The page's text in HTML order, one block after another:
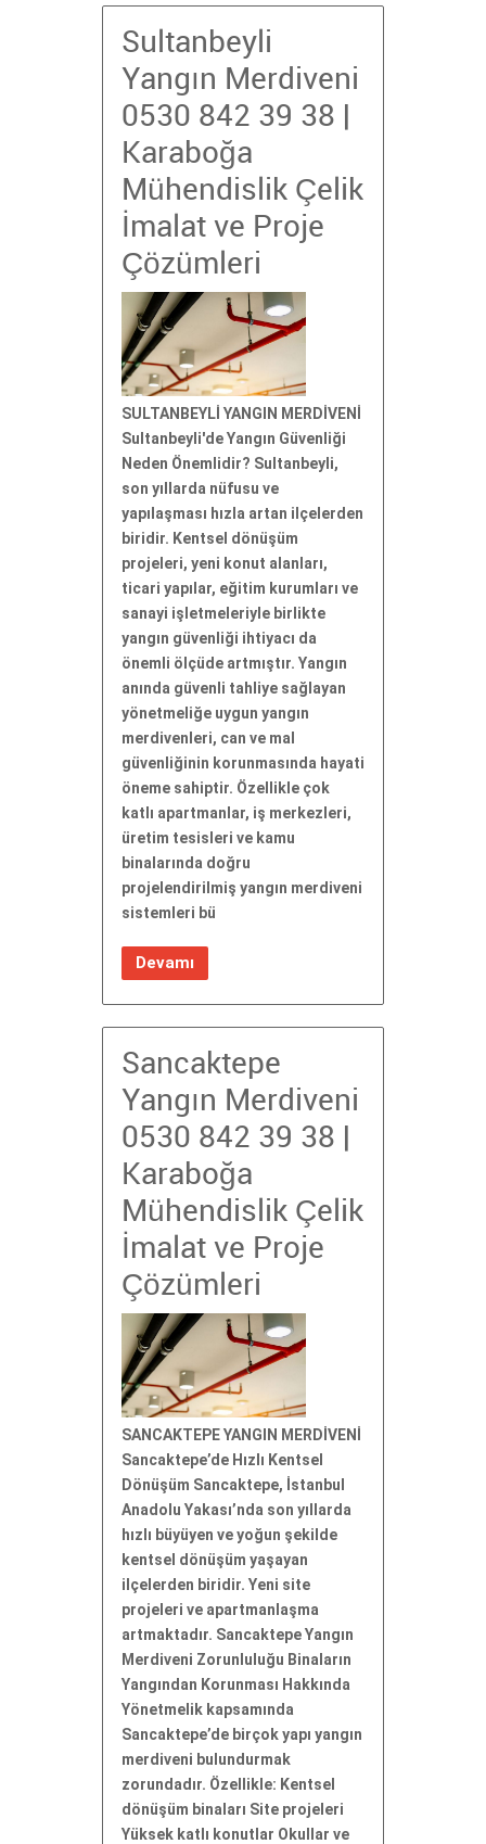
Sultanbeyli
Yangın Merdiveni
0530 842 39 38 |
Karaboğa
Mühendislik Çelik
İmalat ve Proje
Çözümleri
SULTANBEYLİ YANGIN MERDİVENİ
Sultanbeyli'de Yangın Güvenliği
Neden Önemlidir? Sultanbeyli,
son yıllarda nüfusu ve
yapılaşması hızla artan ilçelerden
biridir. Kentsel dönüşüm
projeleri, yeni konut alanları,
ticari yapılar, eğitim kurumları ve
sanayi işletmeleriyle birlikte
yangın güvenliği ihtiyacı da
önemli ölçüde artmıştır. Yangın
anında güvenli tahliye sağlayan
yönetmeliğe uygun yangın
merdivenleri, can ve mal
güvenliğinin korunmasında hayati
öneme sahiptir. Özellikle çok
katlı apartmanlar, iş merkezleri,
üretim tesisleri ve kamu
binalarında doğru
projelendirilmiş yangın merdiveni
sistemleri bü
Devamı
Sancaktepe
Yangın Merdiveni
0530 842 39 38 |
Karaboğa
Mühendislik Çelik
İmalat ve Proje
Çözümleri
SANCAKTEPE YANGIN MERDİVENİ
Sancaktepe’de Hızlı Kentsel
Dönüşüm Sancaktepe, İstanbul
Anadolu Yakası’nda son yıllarda
hızlı büyüyen ve yoğun şekilde
kentsel dönüşüm yaşayan
ilçelerden biridir. Yeni site
projeleri ve apartmanlaşma
artmaktadır. Sancaktepe Yangın
Merdiveni Zorunluluğu Binaların
Yangından Korunması Hakkında
Yönetmelik kapsamında
Sancaktepe’de birçok yapı yangın
merdiveni bulundurmak
zorundadır. Özellikle: Kentsel
dönüşüm binaları Site projeleri
Yüksek katlı konutlar Okullar ve